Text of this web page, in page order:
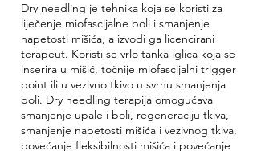
Dry needling je tehnika koja se koristi za
liječenje miofascijalne boli i smanjenje
napetosti mišića, a izvodi ga licencirani
terapeut. Koristi se vrlo tanka iglica koja se
inserira u mišić, točnije miofascijalni trigger
point ili u vezivno tkivo u svrhu smanjenja
boli. Dry needling terapija omogućava
smanjenje upale i boli, regeneraciju tkiva,
smanjenje napetosti mišića i vezivnog tkiva,
povećanje fleksibilnosti mišića i povećanje